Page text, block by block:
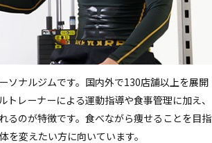
ソナルジムです。国内外で130店舗以上を展開
レーナーによる運動指導や食事管理に加え、
るのが特徴です。食べながら痩せることを目指
変えたい方に向いています。